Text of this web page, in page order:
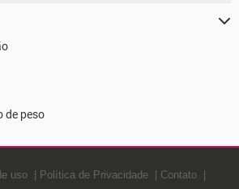
de peso
uso Política de Privacidade Contato